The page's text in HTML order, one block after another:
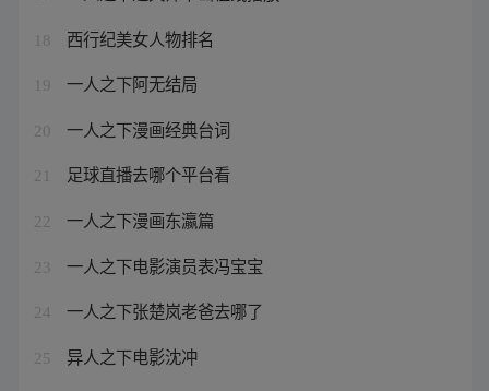
18 西行纪美女人物排名
19 一人之下阿无结局
20 一人之下漫画经典台词
21 足球直播去哪个平台看
22 一人之下漫画东瀛篇
23 一人之下电影演员表冯宝宝
24 一人之下张楚岚老爸去哪了
25
异人之下电影沈冲